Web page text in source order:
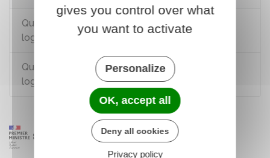
Que devient le PTZ en cas de revente du
logement ?
Quelles sont les conditions pour obtenir un
logement social ?
gives you control over what
you want to activate
Personalize
OK, accept all
Deny all cookies
Privacy policy